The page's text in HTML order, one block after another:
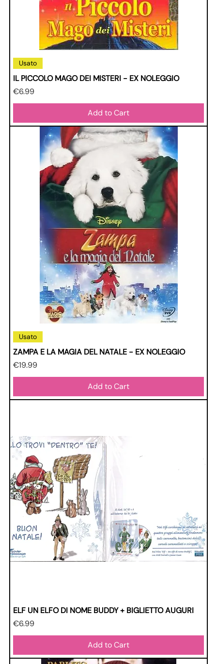
Usato
IL PICCOLO MAGO DEI MISTERI - EX NOLEGGIO
Price
€6.99
Add to Cart
Usato
ZAMPA E LA MAGIA DEL NATALE - EX NOLEGGIO
Price
€19.99
Add to Cart
ELF UN ELFO DI NOME BUDDY + BIGLIETTO AUGURI
Price
€6.99
Add to Cart